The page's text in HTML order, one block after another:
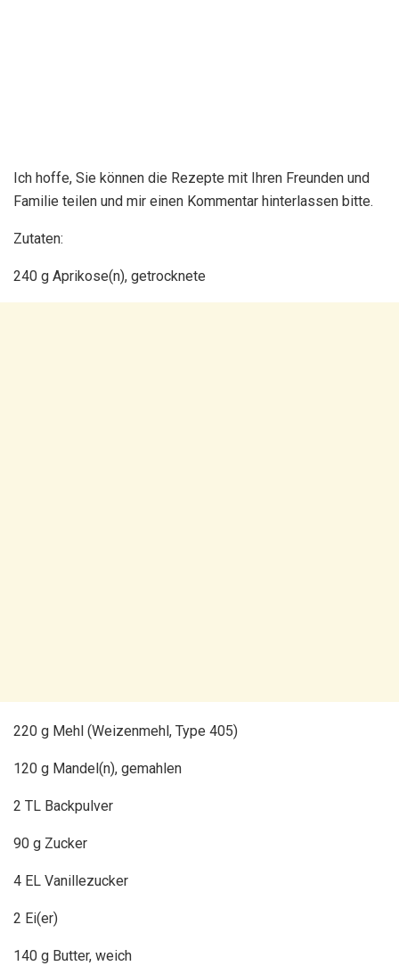
Ich hoffe, Sie können die Rezepte mit Ihren Freunden und
Familie teilen und mir einen Kommentar hinterlassen bitte.
Zutaten:
240 g Aprikose(n), getrocknete
220 g Mehl (Weizenmehl, Type 405)
120 g Mandel(n), gemahlen
2 TL Backpulver
90 g Zucker
4 EL Vanillezucker
2 Ei(er)
140 g Butter, weich